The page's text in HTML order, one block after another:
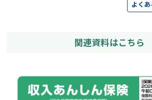
よく
関連資料はこちら